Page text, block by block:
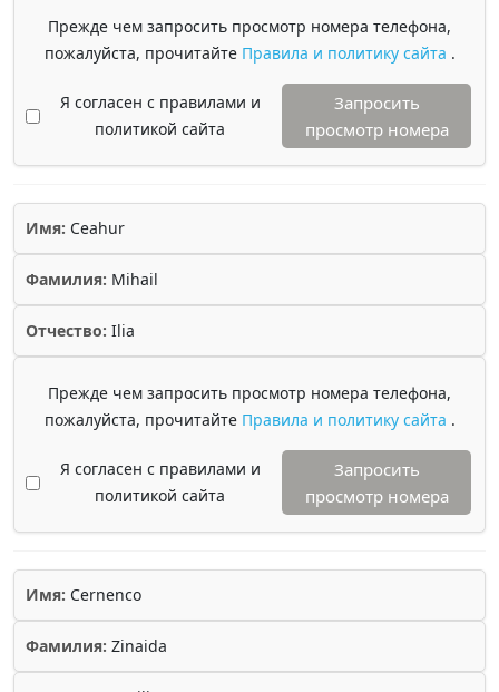
Прежде чем запросить просмотр номера телефона,
пожалуйста, прочитайте Правила и политику сайта .
Я согласен с правилами и
политикой сайта
Запросить
просмотр номера
Имя: Ceahur
Фамилия: Mihail
Отчество: Ilia
Прежде чем запросить просмотр номера телефона,
пожалуйста, прочитайте Правила и политику сайта .
Я согласен с правилами и
политикой сайта
Запросить
просмотр номера
Имя: Cernenco
Фамилия: Zinaida